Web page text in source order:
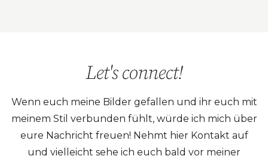
Let's connect!
Wenn euch meine Bilder gefallen und ihr euch mit
meinem Stil verbunden fühlt, würde ich mich über
eure Nachricht freuen! Nehmt hier Kontakt auf
und vielleicht sehe ich euch bald vor meiner